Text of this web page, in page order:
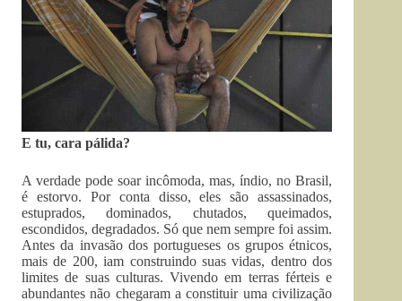
E tu, cara pálida?
A verdade pode soar incômoda, mas, índio, no Brasil,
é estorvo. Por conta disso, eles são assassinados,
estuprados, dominados, chutados, queimados,
escondidos, degradados. Só que nem sempre foi assim.
Antes da invasão dos portugueses os grupos étnicos,
mais de 200, iam construindo suas vidas, dentro dos
limites de suas culturas. Vivendo em terras férteis e
abundantes não chegaram a constituir uma civilização